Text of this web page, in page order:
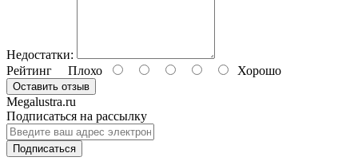
Недостатки:
Рейтинг Плохо Хорошо
Оставить отзыв
Megalustra.ru
Подписаться на рассылку
Подписаться